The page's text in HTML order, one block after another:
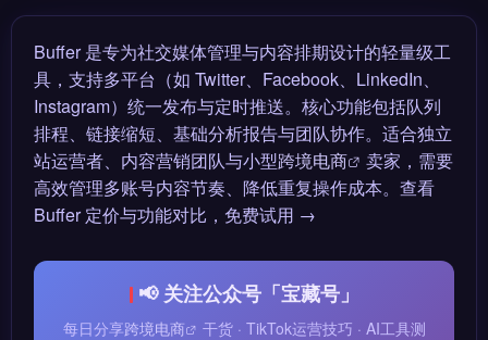
Buffer 是专为社交媒体管理与内容排期设计的轻量级工
具，支持多平台（如 Twitter、Facebook、LinkedIn、
Instagram）统一发布与定时推送。核心功能包括队列
排程、链接缩短、基础分析报告与团队协作。适合独立
站运营者、内容营销团队与小型跨境电商
卖家，需要
高效管理多账号内容节奏、降低重复操作成本。查看
Buffer 定价与功能对比，免费试用 →
📢 关注公众号「宝藏号」
每日分享跨境电商
干货 · TikTok运营技巧 · AI工具测